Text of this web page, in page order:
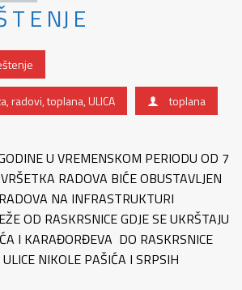
T E NJ E
,radovi,toplana,ULICA toplana
U VREMENSKOM PERIODU OD 7
RADOVA BIĆE OBUSTAVLJEN
NA INFRASTRUKTURI
OD RASKRSNICE GDJE SE UKRŠTAJU
I KARAĐORĐEVA DO RASKRSNICE
NIKOLE PAŠIĆA I SRPSIH